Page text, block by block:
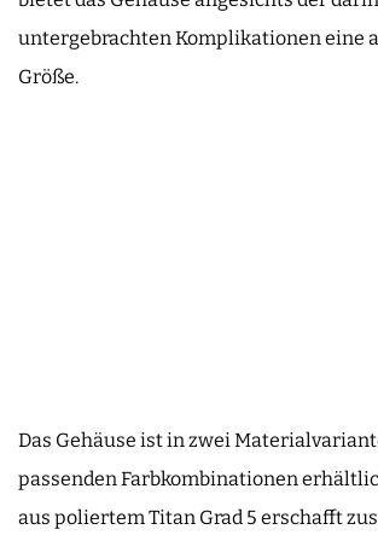
untergebrachten Komplikationen eine
Größe.
Das Gehäuse ist in zwei
passenden Farbkombinationen
aus poliertem Titan Grad 5 erschafft